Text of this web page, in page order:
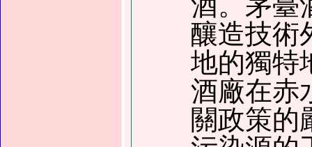
釀造技術
地的獨特
酒廠在赤
關政策的